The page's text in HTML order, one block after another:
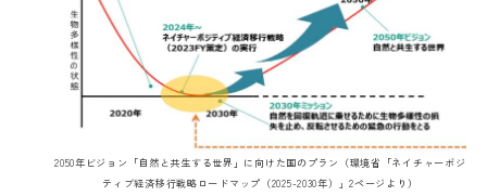
2050年ビジョン「自然と共生する世界」に向けた国のプラン（環境省「ネイチャーポジ
ティブ経済移行戦略ロードマップ（2025-2030年）」2ページより）